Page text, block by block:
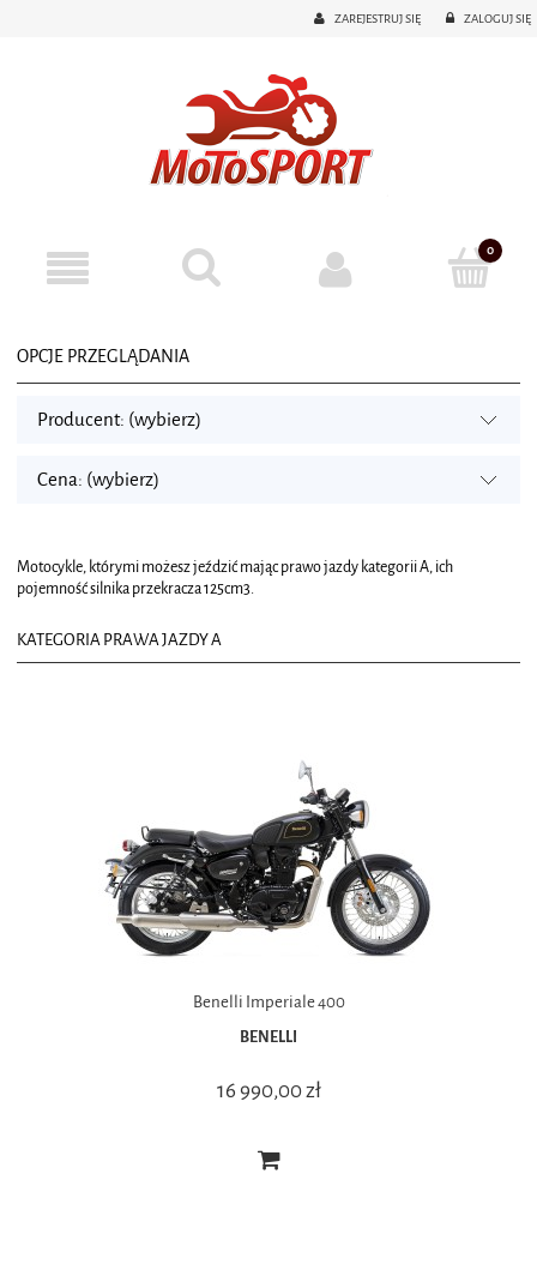
ZAREJESTRUJ SIĘ ZALOGUJ SIĘ
OPCJE PRZEGLĄDANIA
Producent: (wybierz)
Cena: (wybierz)
Motocykle, którymi możesz jeździć mając prawo jazdy kategorii A, ich
pojemność silnika przekracza 125cm3.
KATEGORIA PRAWA JAZDY A
Benelli Imperiale 400
BENELLI
16 990,00 zł